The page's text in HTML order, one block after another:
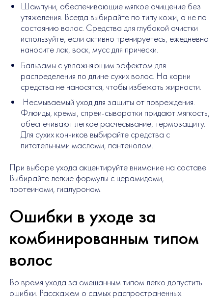
Шампуни, обеспечивающие мягкое очищение без
утяжеления. Всегда выбирайте по типу кожи, а не по
состоянию волос. Средства для глубокой очистки
используйте, если активно тренируетесь, ежедневно
наносите лак, воск, мусс для прически.
Бальзамы с увлажняющим эффектом для
распределения по длине сухих волос. На корни
средства не наносятся, чтобы избежать жирности.
Несмываемый уход для защиты от повреждения.
Флюиды, кремы, спреи-сыворотки придают мягкость,
обеспечивают легкое расчесывание, термозащиту.
Для сухих кончиков выбирайте средства с
питательными маслами, пантенолом.
При выборе ухода акцентируйте внимание на составе.
Выбирайте легкие формулы с церамидами,
протеинами, гиалуроном.
Ошибки в уходе за
комбинированным типом
волос
Во время ухода за смешанным типом легко допустить
ошибки. Расскажем о самых распространенных.